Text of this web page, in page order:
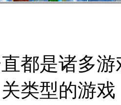
都是诸多
类型的游